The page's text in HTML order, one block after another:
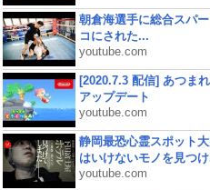
朝倉海選手に総合スパ
コにされた...
youtube.com
[2020.7.3 配信] あつま
アップデート
youtube.com
静岡最恐心霊スポット
はいけないモノを見つ
youtube.com